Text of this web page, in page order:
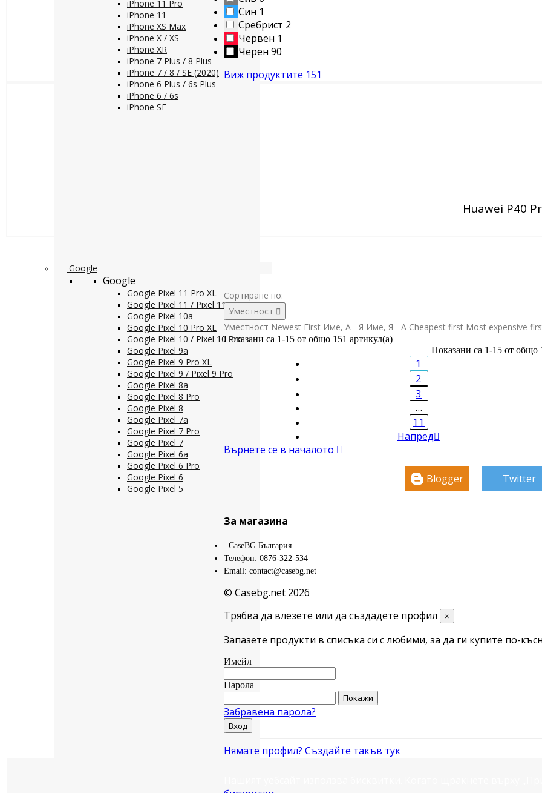
iPhone 11 Pro
iPhone 11
iPhone XS Max
iPhone X / XS
iPhone XR
iPhone 7 Plus / 8 Plus
iPhone 7 / 8 / SE (2020)
iPhone 6 Plus / 6s Plus
iPhone 6 / 6s
iPhone SE
Google
Google
Google Pixel 11 Pro XL
Google Pixel 11 / Pixel 11 Pro
Google Pixel 10a
Google Pixel 10 Pro XL
Google Pixel 10 / Pixel 10 Pro
Google Pixel 9a
Google Pixel 9 Pro XL
Google Pixel 9 / Pixel 9 Pro
Google Pixel 8a
Google Pixel 8 Pro
Google Pixel 8
Google Pixel 7a
Google Pixel 7 Pro
Google Pixel 7
Google Pixel 6a
Google Pixel 6 Pro
Google Pixel 6
Google Pixel 5
Син 1
Сребрист 2
Червен 1
Черен 90
Виж продуктите 151
Huawei P40
Сортиране по:
Уместност 
Уместност Newest First Име, А - Я Име, Я - А Cheapest first Most expensive
Показани са 1-15 от общо 151 артикул(а)
Показани са 1-15 от общо
1
2
3
…
11
Напред
Върнете се в началото 
Blogger Twitter
За магазина
CaseBG България
Телефон: 0876-322-534
Email: contact@casebg.net
© Casebg.net 2026
Трябва да влезете или да създадете профил
×
Запазете продукти в списъка си с любими, за да ги купите по-
Имейл
Парола
Покажи
Забравена парола?
Вход
Нямате профил? Създайте такъв тук